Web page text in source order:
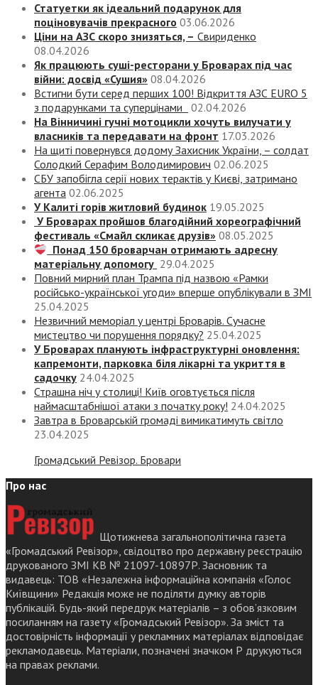
Статуетки як ідеальний подарунок для
поціновувачів прекрасного 03.06.2026
Ціни на АЗС скоро знизяться, – Свириденко
08.04.2026
Як працюють суші-ресторани у Броварах під час
війни: досвід «Сушия» 08.04.2026
Встигни бути серед перших 100! Відкриття АЗС EURO 5
з подарунками та суперцінами
02.04.2026
На Вінничині гучні мотоцикли хочуть вилучати у
власників та передавати на фронт 17.03.2026
На щиті повернувся додому Захисник України, – солдат
Солодкий Серафим Володимирович 02.06.2025
СБУ запобігла серії нових терактів у Києві, затримано
агента 02.06.2025
У Калиті горів житловий будинок 19.05.2025
У Броварах пройшов благодійний хореографічний
фестиваль «Смайл скликає друзів» 08.05.2025
Понад 150 броварчан отримають адресну
матеріальну допомогу 29.04.2025
Повний мирний план Трампа під назвою «‎Рамки
російсько-української угоди» вперше опублікували в ЗМІ
25.04.2025
Незвичний меморіал у центрі Броварів. Сучасне
мистецтво чи порушення порядку? 25.04.2025
У Броварах планують інфраструктурні оновлення:
капремонти, парковка біля лікарні та укриття в
садочку 24.04.2025
Страшна ніч у столиці! Київ оговтується після
наймасштабнішої атаки з початку року! 24.04.2025
Завтра в Броварській громаді вимикатимуть світло
23.04.2025
Громадський Ревізор. Бровари
Про нас
Щотижнева загальнополітична газета
«Громадський Ревізор», свідоцтво про державну реєстрацію
друкованого ЗМІ КВ № 21097-10897Р. Засновник та
видавець: ТОВ «Незалежна інформаційна компанія «Голос
Київщини» Редакція може не поділяти думку авторів
публікацій. Будь-який передрук матеріалів – з обов’язковим
посиланням на газету «Громадський Ревізор». За зміст та
достовірність інформації у рекламних матеріалах відповідає
рекламодавець. Матеріали, позначені значком Р друкуються
на правах реклами.